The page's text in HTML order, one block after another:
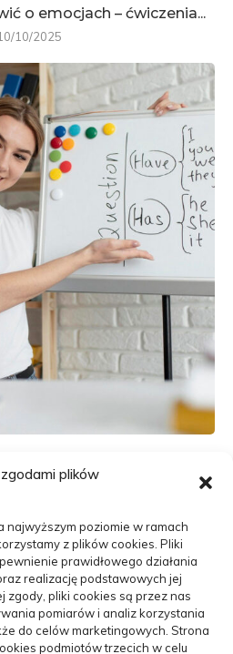
plików
najwyższym poziomie w ramach
z plików cookies. Pliki
prawidłowego działania
realizację podstawowych jej
zgody, pliki cookies są przez nas
pomiarów i analiz korzystania
do celów marketingowych. Strona
podmiotów trzecich w celu
o emocjach – ćwiczenia...
10/2025
20/06/2025